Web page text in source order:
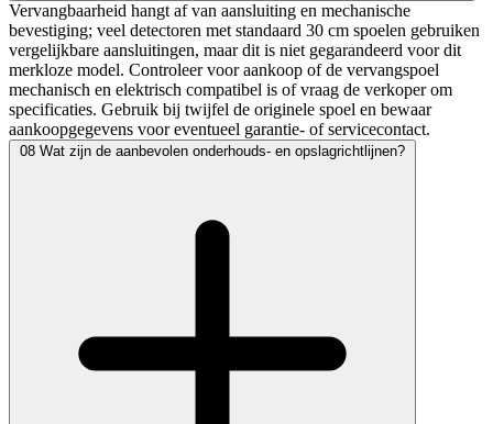
Vervangbaarheid hangt af van aansluiting en mechanische
bevestiging; veel detectoren met standaard 30 cm spoelen gebruiken
vergelijkbare aansluitingen, maar dit is niet gegarandeerd voor dit
merkloze model. Controleer voor aankoop of de vervangspoel
mechanisch en elektrisch compatibel is of vraag de verkoper om
specificaties. Gebruik bij twijfel de originele spoel en bewaar
aankoopgegevens voor eventueel garantie- of servicecontact.
08 Wat zijn de aanbevolen onderhouds- en opslagrichtlijnen?